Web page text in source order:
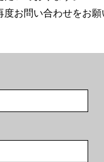
お問い合わせをお願